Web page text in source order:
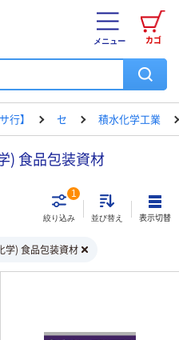
カゴ
メニュー
行】 セ 積水化学工業
) 食品包装資材
絞り込み
1
並び替え 表示切替
学) 食品包装資材